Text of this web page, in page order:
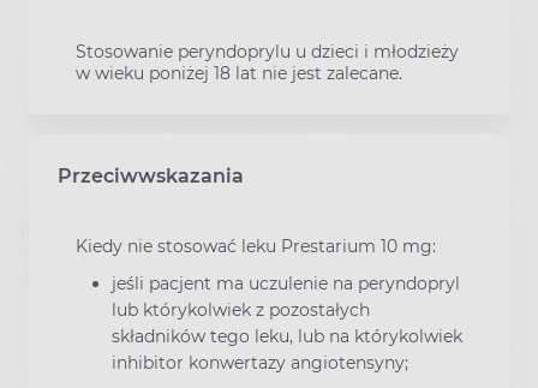
Stosowanie peryndoprylu u dzieci i młodzieży
w wieku poniżej 18 lat nie jest zalecane.
Przeciwwskazania
Kiedy nie stosować leku Prestarium 10 mg:
jeśli pacjent ma uczulenie na peryndopryl
lub którykolwiek z pozostałych
składników tego leku, lub na którykolwiek
inhibitor konwertazy angiotensyny;